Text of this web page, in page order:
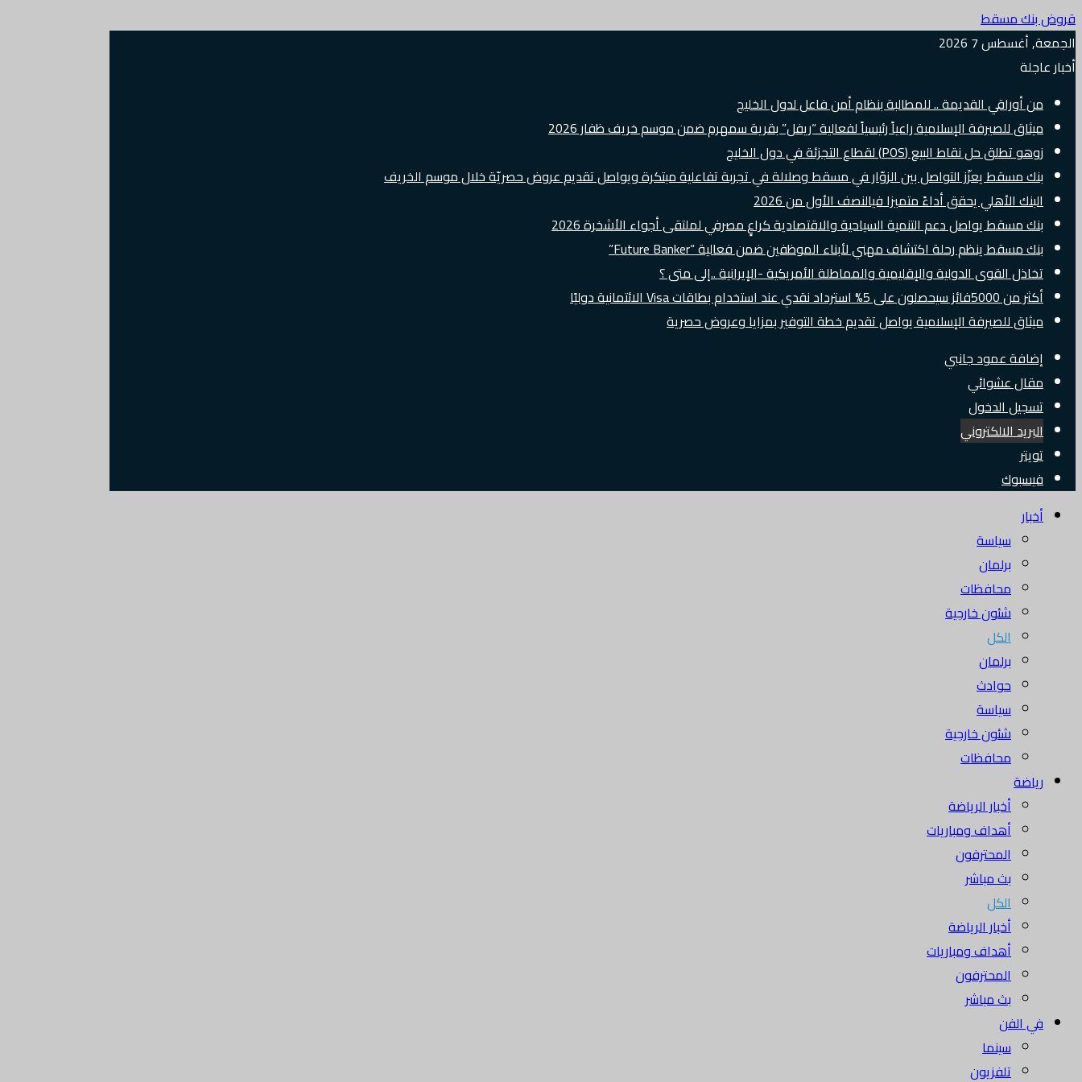
قروض بنك مسقط
الجمعة, أغسطس 7 2026
أخبار عاجلة
من أوراقي القديمة .. للمطالبة بنظام أمن فاعل لدول الخليج
ميثاق للصيرفة الإسلامية راعياً رئيسياً لفعالية “ريفل” بقرية سمهرم ضمن موسم خريف ظفار 2026
زوهو تطلق حل نقاط البيع (POS) لقطاع التجزئة في دول الخليج
بنك مسقط يعزّز التواصل بين الزوّار في مسقط وصلالة في تجربة تفاعلية مبتكرة ويواصل تقديم عروض حصريّة خلال موسم الخريف
البنك الأهلي يحقق أداءً متميزا فيالنصف الأول من 2026
بنك مسقط يواصل دعم التنمية السياحية والاقتصادية كراعٍ مصرفي لملتقى أجواء الأشخرة 2026
بنك مسقط ينظم رحلة اكتشاف مهني لأبناء الموظفين ضمن فعالية “Future Banker”
تخاذل القوى الدولية والإقليمية والمماطلة الأمريكية -الإيرانية ..إلى متى ؟
أكثر من 5000فائز سيحصلون على 5% استرداد نقدي عند استخدام بطاقات Visa الائتمانية دوليًا
ميثاق للصيرفة الإسلامية يواصل تقديم خطة التوفير بمزايا وعروض حصرية
إضافة عمود جانبي
مقال عشوائي
تسجيل الدخول
البريد الالكتروني
تويتر
فيسبوك
أخبار
سياسة
برلمان
محافظات
شئون خارجية
الكل
برلمان
حوادث
سياسة
شئون خارجية
محافظات
رياضة
أخبار الرياضة
أهداف ومباريات
المحترفون
بث مباشر
الكل
أخبار الرياضة
أهداف ومباريات
المحترفون
بث مباشر
في الفن
سينما
تلفزيون